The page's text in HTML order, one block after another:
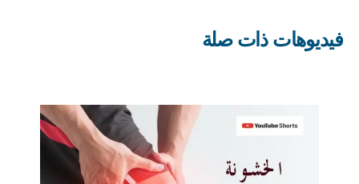
فيديوهات ذات صلة